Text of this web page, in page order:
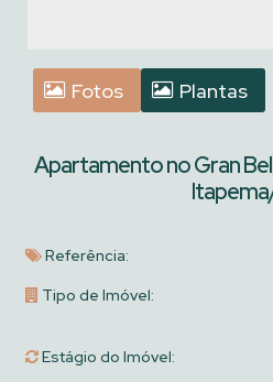
Fotos Plantas
Apartamento no Gran
Referência:
Tipo de Imóvel:
Estágio do Imóvel: